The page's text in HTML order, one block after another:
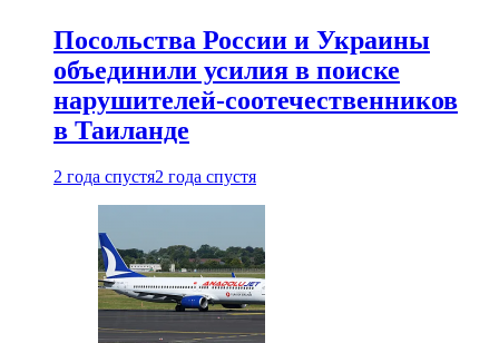
Посольства России и Украины
объединили усилия в поиске
нарушителей-соотечественников
в Таиланде
2 года спустя2 года спустя